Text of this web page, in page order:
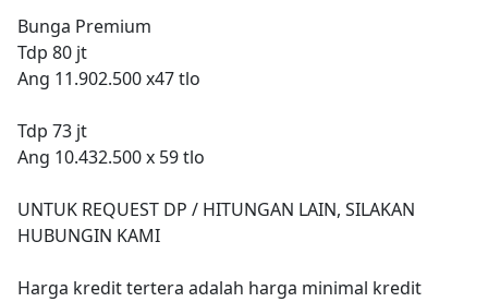
Bunga Premium
Tdp 80 jt
Ang 11.902.500 x47 tlo
Tdp 73 jt
Ang 10.432.500 x 59 tlo
UNTUK REQUEST DP / HITUNGAN LAIN, SILAKAN
HUBUNGIN KAMI
Harga kredit tertera adalah harga minimal kredit